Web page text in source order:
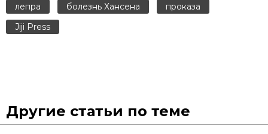
лепра болезнь Хансена
проказа
Jiji Press
Другие статьи по теме